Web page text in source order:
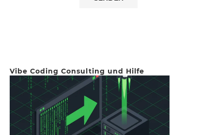
Vibe Coding Consulting und Hilfe